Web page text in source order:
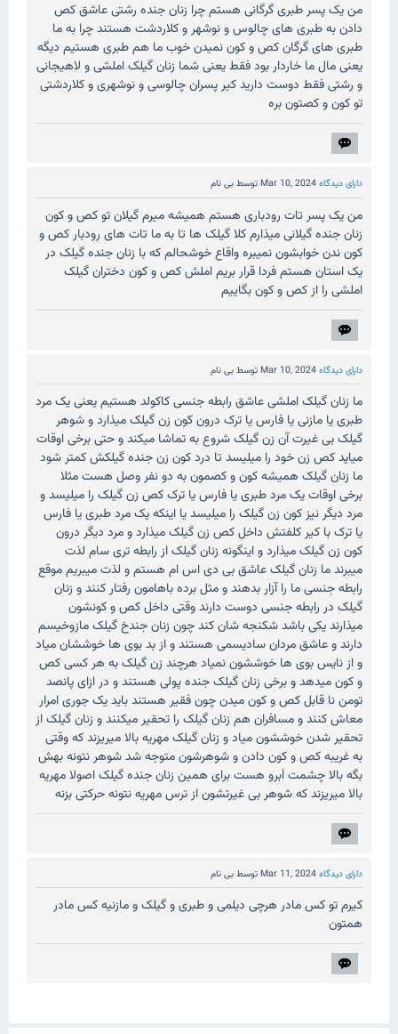
من یک پسر طبری گرگانی هستم چرا زنان جنده رشتی عاشق کص
دادن به طبری های چالوس و نوشهر و کلاردشت هستند چرا به ما
طبری های گرگان کص و کون نمیدن خوب ما هم طبری هستیم دیگه
یعنی مال ما خاردار بود فقط یعنی شما زنان گیلک املشی و لاهیجانی
و رشتی فقط دوست دارید کیر پسران چالوسی و نوشهری و کلاردشتی
تو کون و کصتون بره
دارای دیدگاهMar 10, 2024توسطبی نام
من یک پسر تات رودباری هستم همیشه میرم گیلان تو کص و کون
زنان جنده گیلانی میذارم کلا گیلک ها تا به ما تات های رودبار کص و
کون ندن خوابشون نمیبره واقاع خوشحالم که با زنان جنده گیلک در
یک استان هستم فردا قرار بریم املش کص و کون دختران گیلک
املشی را از کص و کون بگاییم
دارای دیدگاهMar 10, 2024توسطبی نام
ما زنان گیلک املشی عاشق رابطه جنسی کاکولد هستیم یعنی یک مرد
طبری یا مازنی یا فارس یا ترک درون کون زن گیلک میذارد و شوهر
گیلک بی غیرت آن زن گیلک شروع به تماشا میکند و حتی برخی اوقات
میاید کص زن خود را میلیسد تا درد کون زن جنده گیلکش کمتر شود
ما زنان گیلک همیشه کون و کصمون به دو نفر وصل هست مثلا
برخی اوقات یک مرد طبری یا فارس یا ترک کص زن گیلک را میلیسد و
مرد دیگر نیز کون زن گیلک را میلیسد یا اینکه یک مرد طبری یا فارس
یا ترک با کیر کلفتش داخل کص زن گیلک میذارد و مرد دیگر درون
کون زن گیلک میذارد و اینگونه زنان گیلک از رابطه تری سام لذت
میبرند ما زنان گیلک عاشق بی دی اس ام هستم و لذت میبریم موقع
رابطه جنسی ما را آزار بدهند و مثل برده باهامون رفتار کنند و زنان
گیلک در رابطه جنسی دوست دارند وقتی داخل کص و کونشون
میذارند یکی باشد شکنجه شان کند چون زنان جندخ گیلک مازوخیسم
دارند و عاشق مردان سادیسمی هستند و از بد بوی ها خوششان میاد
و از نایس بوی ها خوششون نمیاد هرچند زن گیلک به هر کسی کص
و کون میدهد و برخی زنان گیلک جنده پولی هستند و در ازای پانصد
تومن نا قابل کص و کون میدن چون فقیر هستند باید یک جوری امرار
معاش کنند و مسافران هم زنان گیلک را تحقیر میکنند و زنان گیلک از
تحقیر شدن خوششون میاد و زنان گیلک مهریه بالا میریزند که وقتی
به غریبه کص و کون دادن و شوهرشون متوجه شد شوهر نتونه بهش
بگه بالا چشمت اَبرو هست برای همین زنان جنده گیلک اصولا مهریه
بالا میریزند که شوهر بی غیرتشون از ترس مهریه نتونه حرکتی بزنه
دارای دیدگاهMar 11, 2024توسطبی نام
کیرم تو کس مادر هرچی دیلمی و طبری و گیلک و مازنیه کس مادر
همتون